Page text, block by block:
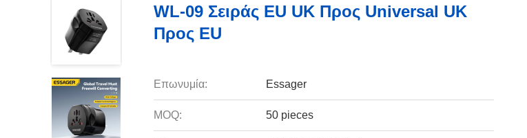
WL-09 Σειράς EU UK Προς Universal UK
Προς EU
Επωνυμία: Essager
MOQ: 50 pieces